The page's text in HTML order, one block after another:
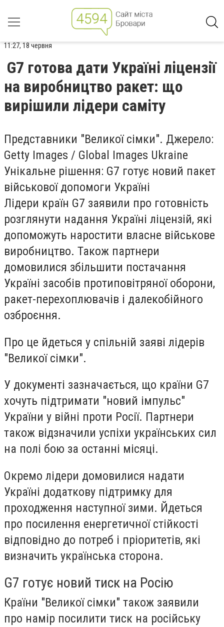
11:27, 18 червня
G7 готова дати Україні ліцензії
на виробництво ракет: що
вирішили лідери саміту
Представники "Великої сімки". Джерело:
Getty Images / Global Images Ukraine
Унікальне рішення: G7 готує новий пакет
військової допомоги Україні
Лідери країн G7 заявили про готовність
розглянути надання Україні ліцензій, які
допоможуть наростити власне військове
виробництво. Також партнери
домовилися збільшити постачання
Україні засобів протиповітряної оборони,
ракет-перехоплювачів і далекобійного
озброєння.
Про це йдеться у спільній заяві лідерів
"Великої сімки".
У документі зазначається, що країни G7
хочуть підтримати "новий імпульс"
України у війні проти Росії. Партнери
також відзначили успіхи українських сил
на полі бою за останні місяці.
Окремо лідери домовилися надати
Україні додаткову підтримку для
проходження наступної зими. Йдеться
про посилення енергетичної стійкості
відповідно до потреб і пріоритетів, які
визначить українська сторона.
G7 готує новий тиск на Росію
Країни "Великої сімки" також заявили
про намір посилити тиск на російську